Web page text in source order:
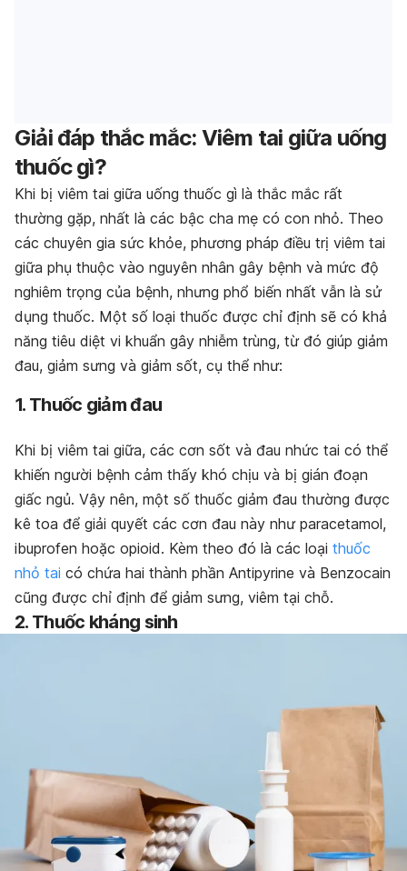
Giải đáp thắc mắc: Viêm tai giữa uống
thuốc gì?
Khi bị viêm tai giữa uống thuốc gì là thắc mắc rất
thường gặp, nhất là các bậc cha mẹ có con nhỏ. Theo
các chuyên gia sức khỏe, phương pháp điều trị viêm tai
giữa phụ thuộc vào nguyên nhân gây bệnh và mức độ
nghiêm trọng của bệnh, nhưng phổ biến nhất vẫn là sử
dụng thuốc. Một số loại thuốc được chỉ định sẽ có khả
năng tiêu diệt vi khuẩn gây nhiễm trùng, từ đó giúp giảm
đau, giảm sưng và giảm sốt, cụ thể như:
1. Thuốc giảm đau
Khi bị viêm tai giữa, các cơn sốt và đau nhức tai có thể
khiến người bệnh cảm thấy khó chịu và bị gián đoạn
giấc ngủ. Vậy nên, một số thuốc giảm đau thường được
kê toa để giải quyết các cơn đau này như paracetamol,
ibuprofen hoặc opioid. Kèm theo đó là các loại thuốc
nhỏ tai có chứa hai thành phần Antipyrine và Benzocain
cũng được chỉ định để giảm sưng, viêm tại chỗ.
2. Thuốc kháng sinh